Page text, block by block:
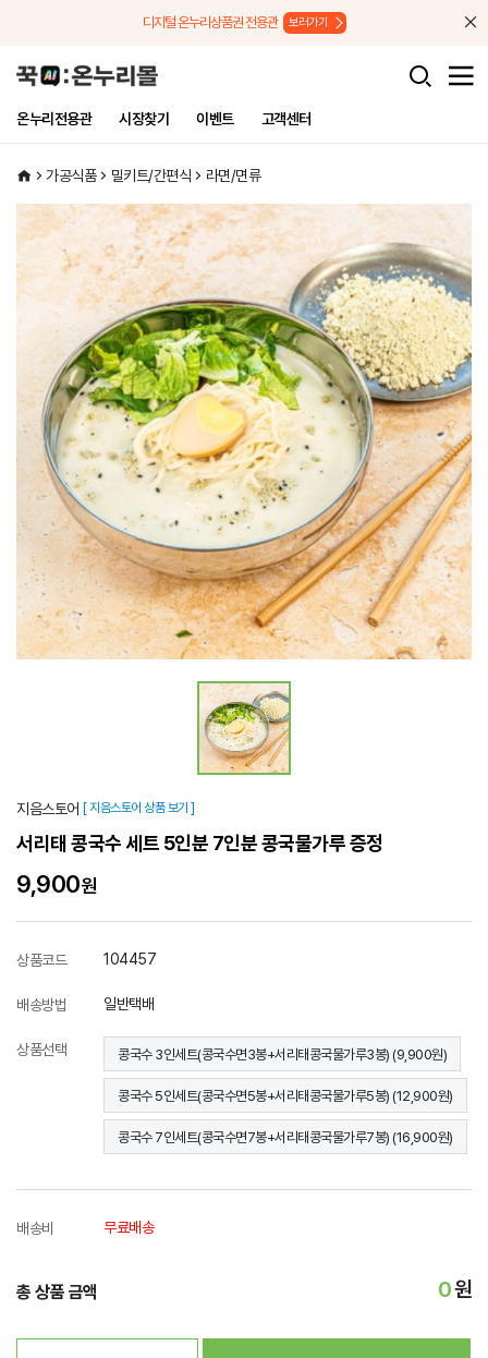
디지털 온누리상품권 전용관 보러가기
온누리전용관 시장찾기 이벤트 고객센터
가공식품 밀키트/간편식 라면/면류
지음스토어 [ 지음스토어 상품 보기 ]
서리태 콩국수 세트 5인분 7인분 콩국물가루 증정
9,900원
상품코드 104457
배송방법 일반택배
상품선택 콩국수 3인세트(콩국수면3봉+서리태콩국물가루3봉) (9,900원)
콩국수 5인세트(콩국수면5봉+서리태콩국물가루5봉) (12,900원)
콩국수 7인세트(콩국수면7봉+서리태콩국물가루7봉) (16,900원)
배송비 무료배송
총 상품 금액 0원